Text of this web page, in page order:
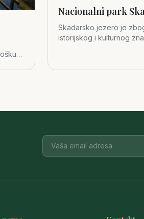
Nacionalni park
Skadarsko jezero je
istorijskog i kulturnog